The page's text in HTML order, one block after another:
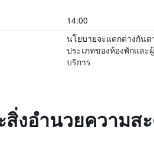
14:00
นโยบายจะแตกต่างกันต
ประเภทของห้องพักและ
บริการ
สิ่งอำนวยความ